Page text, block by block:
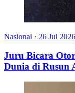
Nasional · 26 Jul 2026
Juru Bicara
Dunia di Rusun